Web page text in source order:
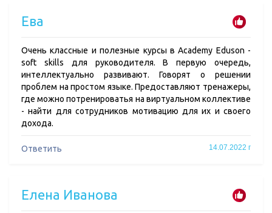
Ева
Очень классные и полезные курсы в Academy Eduson -
soft skills для руководителя. В первую очередь,
интеллектуально развивают. Говорят о решении
проблем на простом языке. Предоставляют тренажеры,
где можно потренироватья на виртуальном коллективе
- найти для сотрудников мотивацию для их и своего
дохода.
Ответить 14.07.2022 г
Елена Иванова